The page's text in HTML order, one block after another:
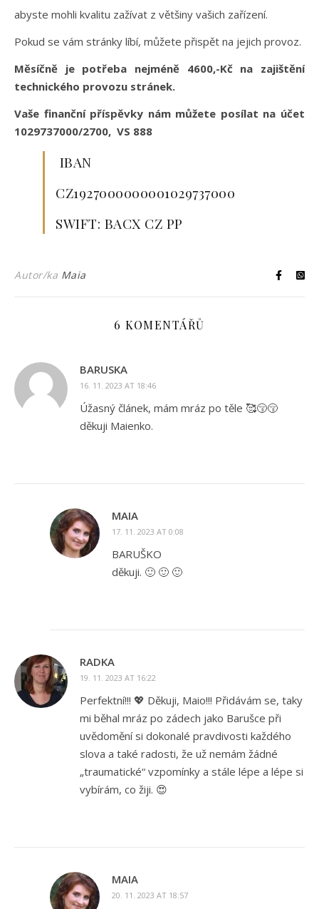
abyste mohli kvalitu zažívat z většiny vašich zařízení.
Pokud se vám stránky líbí, můžete přispět na jejich provoz.
Měsíčně je potřeba nejméně 4600,-Kč na zajištění
technického provozu stránek.
Vaše finanční příspěvky nám můžete posílat na účet
1029737000/2700, VS 888
IBAN
CZ1927000000001029737000
SWIFT: BACX CZ PP
Autor/ka Maia
6 KOMENTÁŘŮ
BARUSKA
16. 11. 2023 AT 18:46
Úžasný článek, mám mráz po těle 🥰😚😚
děkuji Maienko.
MAIA
17. 11. 2023 AT 0:08
BARUŠKO
děkuji. 🙂 🙂 🙂
RADKA
19. 11. 2023 AT 16:22
Perfektní!!! 💖 Děkuji, Maio!!! Přidávám se, taky
mi běhal mráz po zádech jako Barušce při
uvědomění si dokonalé pravdivosti každého
slova a také radosti, že už nemám žádné
„traumatické“ vzpomínky a stále lépe a lépe si
vybírám, co žiji. 😍
MAIA
20. 11. 2023 AT 18:57